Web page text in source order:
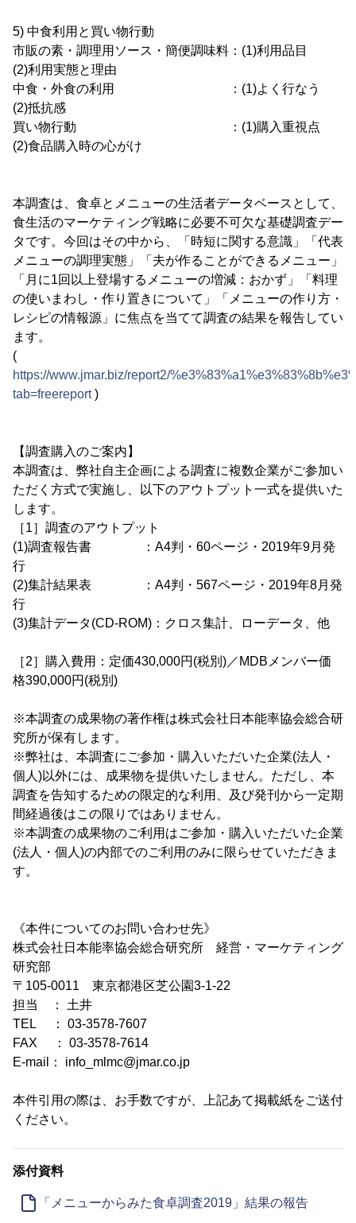
5) 中食利用と買い物行動
市販の素・調理用ソース・簡便調味料：(1)利用品目
(2)利用実態と理由
中食・外食の利用 ：(1)よく行なう
(2)抵抗感
買い物行動 ：(1)購入重視点
(2)食品購入時の心がけ
本調査は、食卓とメニューの生活者データベースとして、
食生活のマーケティング戦略に必要不可欠な基礎調査デー
タです。今回はその中から、「時短に関する意識」「代表
メニューの調理実態」「夫が作ることができるメニュー」
「月に1回以上登場するメニューの増減：おかず」「料理
の使いまわし・作り置きについて」「メニューの作り方・
レシピの情報源」に焦点を当てて調査の結果を報告してい
ます。
(
https://www.jmar.biz/report2/
tab=freereport)
【調査購入のご案内】
本調査は、弊社自主企画による調査に複数企業がご参加い
ただく方式で実施し、以下のアウトプット一式を提供いた
します。
［1］調査のアウトプット
(1)調査報告書 ：A4判・60ページ・2019年9月発
行
(2)集計結果表 ：A4判・567ページ・2019年8月発
行
(3)集計データ(CD-ROM)：クロス集計、ローデータ、他
［2］購入費用：定価430,000円(税別)／MDBメンバー価
格390,000円(税別)
※本調査の成果物の著作権は株式会社日本能率協会総合研
究所が保有します。
※弊社は、本調査にご参加・購入いただいた企業(法人・
個人)以外には、成果物を提供いたしません。ただし、本
調査を告知するための限定的な利用、及び発刊から一定期
間経過後はこの限りではありません。
※本調査の成果物のご利用はご参加・購入いただいた企業
(法人・個人)の内部でのご利用のみに限らせていただきま
す。
《本件についてのお問い合わせ先》
株式会社日本能率協会総合研究所 経営・マーケティング
研究部
〒105-0011 東京都港区芝公園3-1-22
担当 ： 土井
TEL ： 03-3578-7607
FAX ： 03-3578-7614
E-mail： info_mlmc@jmar.co.jp
本件引用の際は、お手数ですが、上記あて掲載紙をご送付
ください。
添付資料
「メニューからみた食卓調査2019」結果の報告